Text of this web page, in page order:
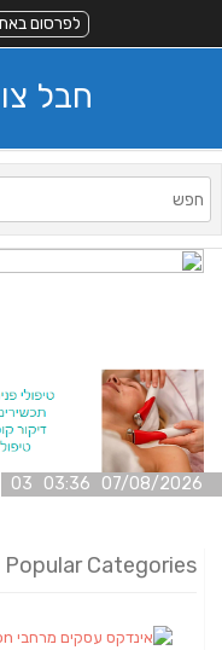
לפרסום
חבל
07/08/2026 03:36 03
Popular Categories